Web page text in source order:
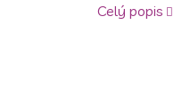
Celý popis